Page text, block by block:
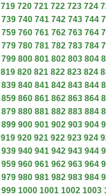
719 720 721 722 723 724
739 740 741 742 743 744
759 760 761 762 763 764
779 780 781 782 783 784
799 800 801 802 803 804
819 820 821 822 823 824
839 840 841 842 843 844
859 860 861 862 863 864
879 880 881 882 883 884
899 900 901 902 903 904
919 920 921 922 923 924
939 940 941 942 943 944
959 960 961 962 963 964
979 980 981 982 983 984
999 1000 1001 1002 1003